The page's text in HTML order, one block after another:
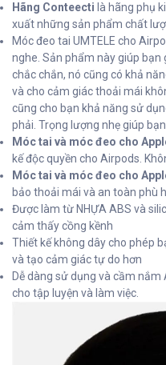
Hãng Conteecti là hãng phụ
xuất những sản phẩm chất
Móc đeo tai UMTELE cho
nghe. Sản phẩm này giúp
chắc chắn, nó cũng có khả
và cho cảm giác thoải mái
cũng cho bạn khả năng sử
phải. Trọng lượng nhẹ giúp
Móc tai và móc đeo cho
kế độc quyền cho Airpods.
Móc tai và móc đeo cho
bảo thoải mái và an toàn phù
Được làm từ NHỰA ABS và
cảm thấy cồng kềnh
Thiết kế không dây cho phép
và tạo cảm giác tự do hơn
Dễ dàng sử dụng và cầm
cho tập luyện và làm việc.